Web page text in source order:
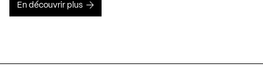
En découvrir plus